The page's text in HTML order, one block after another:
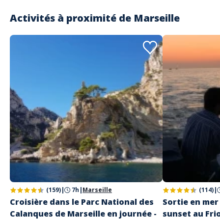
Activités à proximité de Marseille
(159)| 7h |Marseille
Croisière dans le Parc National des
Calanques de Marseille en journée -
(114)|
Sortie en
sunset au